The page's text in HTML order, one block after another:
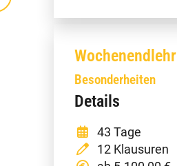
Besonderheiten
Details
43 Tage
12 Klausuren